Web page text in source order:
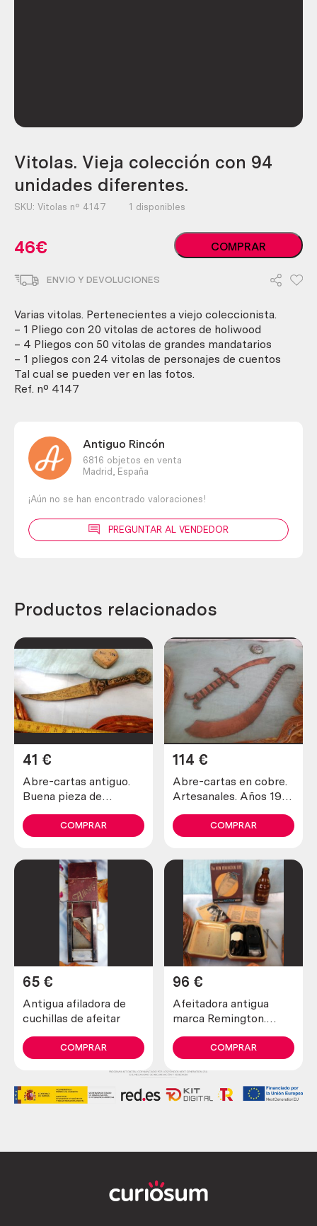
Vitolas. Vieja colección con 94
unidades diferentes.
SKU: Vitolas nº 4147 1 disponibles
46€
Vitolas.
Vieja
unidades
diferentes.
cantidad
COMPRAR
ENVIO Y DEVOLUCIONES
Varias vitolas. Pertenecientes a viejo coleccionista.
– 1 Pliego con 20 vitolas de actores de holiwood
– 4 Pliegos con 50 vitolas de grandes mandatarios
– 1 pliegos con 24 vitolas de personajes de cuentos
Tal cual se pueden ver en las fotos.
Ref. nº 4147
Antiguo Rincón
6816 objetos en venta
Madrid,
España
¡Aún no se han encontrado valoraciones!
PREGUNTAR AL VENDEDOR
Productos relacionados
Abre-cartas antiguo.
Buena pieza de
41 €
COMPRAR
Abre-cartas en cobre.
Artesanales. Años 1900
letters in copper
114 €
COMPRAR
Antigua afiladora de
cuchillas de afeitar
65 €
COMPRAR
Afeitadora antigua
marca Remington.
colección
96 €
COMPRAR